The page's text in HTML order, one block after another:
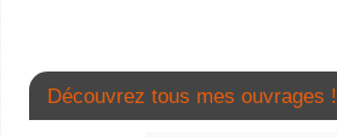
Découvrez tous mes ouvrages !